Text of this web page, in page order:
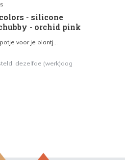
- silicone
- orchid pink
voor je plantj...
dezelfde (werk)dag